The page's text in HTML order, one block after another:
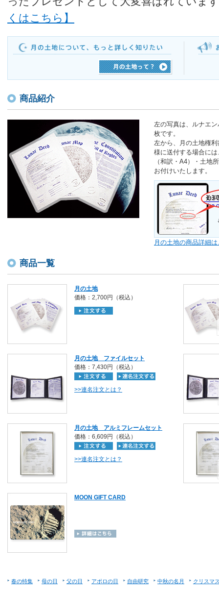
くはこちら】
商品紹介
左の写真は、ルナエ
枚です。
左から、月の土地権
様に送付する場合に
（和訳・A4）・土地
お付けいたします。
月の土地の商品詳細
商品一覧
月の土地
価格：2,700円（税込）
月の土地 ファイルセット
価格：7,430円（税込）
>>連名注文とは？
月の土地 アルミフレームセット
価格：6,609円（税込）
>>連名注文とは？
MOON GIFT CARD
春の特集 母の日 父の日 アポロの日 自由研究 中秋の名月 クリスマ